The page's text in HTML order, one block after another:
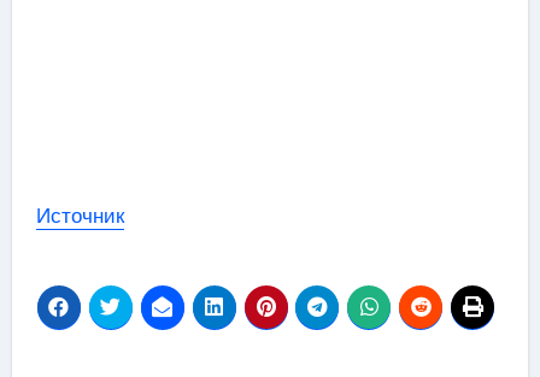
Источник